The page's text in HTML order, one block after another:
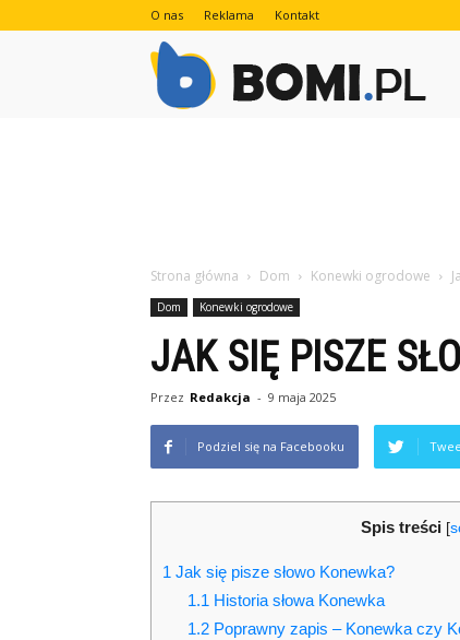
O nas Reklama Kontakt
Strona główna Dom Konewki ogrodowe
Dom Konewki ogrodowe
JAK SIĘ PISZE
Przez Redakcja - 9 maja 2025
Podziel się na Facebooku
Spis treści [
1 Jak się pisze słowo Konewka?
1.1 Historia słowa Konewka
1.2Poprawny zapis – Konewka czy